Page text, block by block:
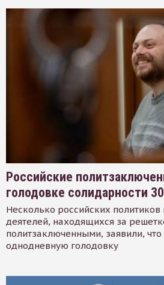
Российские
голодовке солидарности
Несколько российских
деятелей, находящихся за
политзаключенными, заявили,
однодневную голодовку